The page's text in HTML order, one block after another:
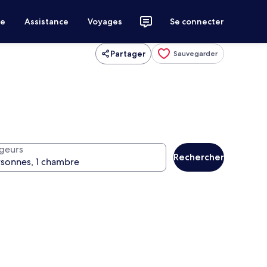
Assistance Voyages Se connecter
Partager Sauvegarder
Rechercher